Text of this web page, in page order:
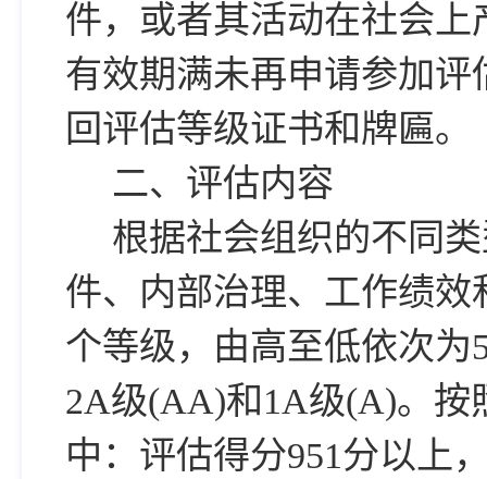
件，或者其活动在社会
有效期满未再申请参加
回评估等级证书和牌匾。
二、评估内容
根据社会组织的不同
件、内部治理、工作绩
个等级，由高至低依次
2A级(AA)和1A级(A)。按
中：评估得分951分以上